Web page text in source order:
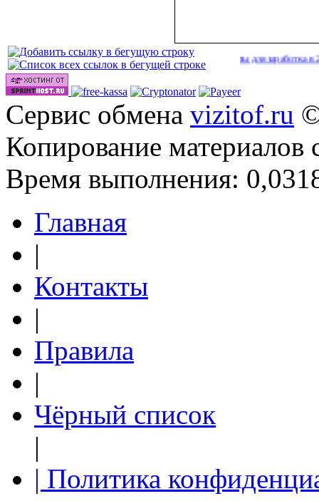
Сайты для заработка в 2026
Сервис обмена vizitof.ru
Копирование материалов
Время выполнения:
Главная
|
Контакты
|
Правила
|
Чёрный список
|
| Политика